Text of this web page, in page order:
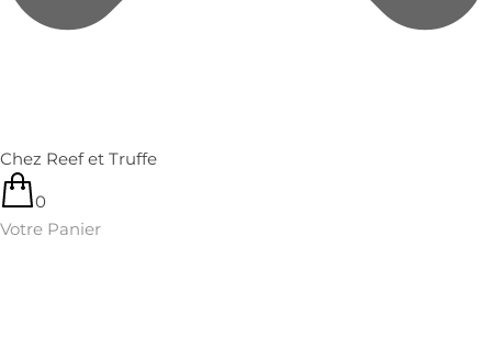
Chez Reef et Truffe
0
Votre Panier